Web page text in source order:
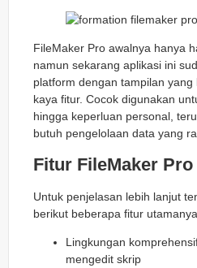
FileMaker Pro awalnya hanya
namun sekarang aplikasi ini
platform dengan tampilan
kaya fitur. Cocok digunakan
hingga keperluan personal,
butuh pengelolaan data yang
Fitur FileMaker Pro
Untuk penjelasan lebih lanjut
berikut beberapa fitur
Lingkungan
mengedit skrip